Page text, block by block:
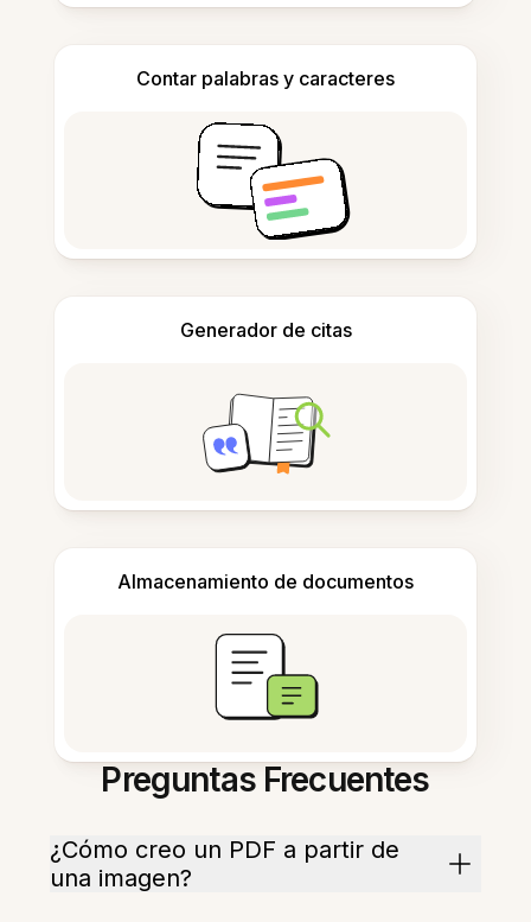
Contar palabras y caracteres
Generador de citas
Almacenamiento de documentos
Preguntas Frecuentes
¿Cómo creo un PDF a partir de
una imagen?